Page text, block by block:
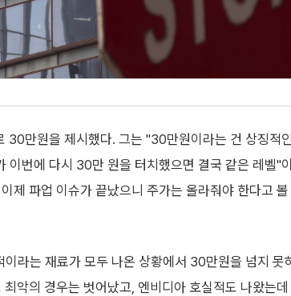
30만원을 제시했다. 그는 "30만원이라는 건 상징적
번에 다시 30만 원을 터치했으면 결국 같은 레벨"
제 파업 이슈가 끝났으니 주가는 올라줘야 한다고
라는 재료가 모두 나온 상황에서 30만원을 넘지 못
악의 경우는 벗어났고, 엔비디아 호실적도 나왔는